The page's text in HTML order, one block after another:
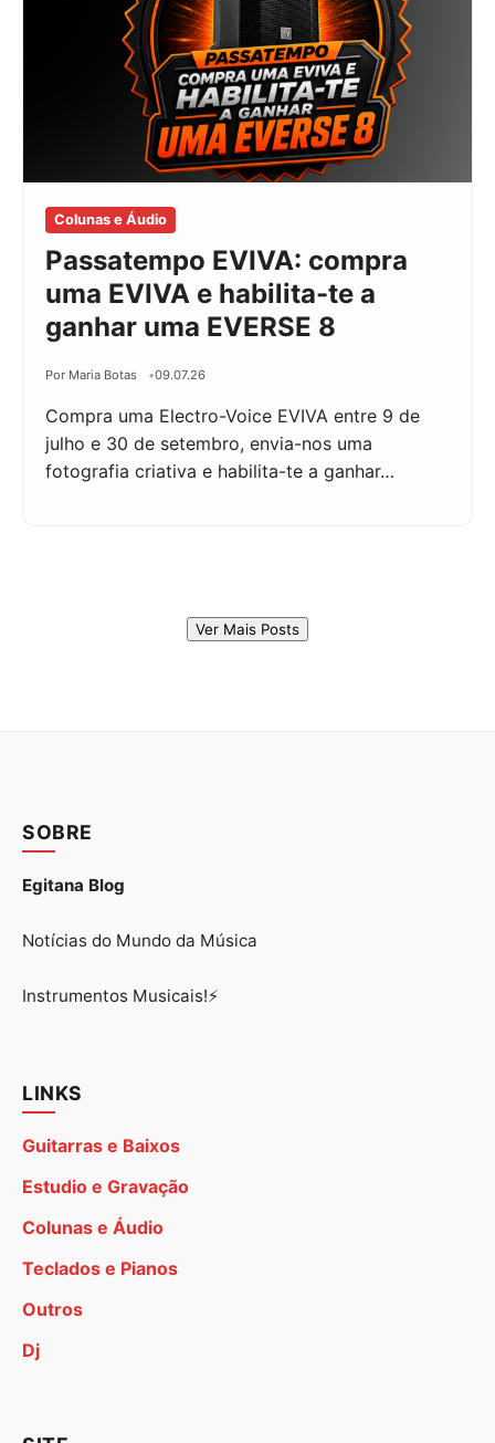
Colunas e Áudio
Passatempo EVIVA: compra
uma EVIVA e habilita-te a
ganhar uma EVERSE 8
Por Maria Botas 09.07.26
Compra uma Electro-Voice EVIVA entre 9 de
julho e 30 de setembro, envia-nos uma
fotografia criativa e habilita-te a ganhar…
Ver Mais Posts
SOBRE
Egitana Blog
Notícias do Mundo da Música
Instrumentos Musicais!⚡
LINKS
Guitarras e Baixos
Estudio e Gravação
Colunas e Áudio
Teclados e Pianos
Outros
Dj